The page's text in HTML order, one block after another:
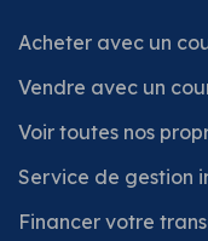
Acheter avec un
Vendre avec un
Voir toutes nos
Service de gestion
Financer votre